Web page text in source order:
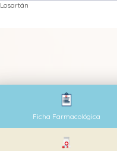
Losartán
Ficha Farmacológica